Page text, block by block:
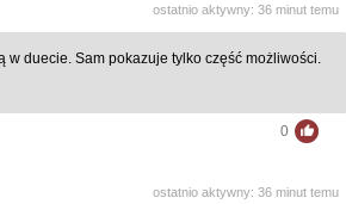
ostatnio aktywny: 36 minut temu
w duecie. Sam pokazuje tylko część możliwości.
0
ostatnio aktywny: 36 minut temu